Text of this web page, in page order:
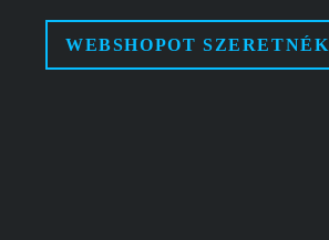
WEBSHOPOT SZERETNÉK